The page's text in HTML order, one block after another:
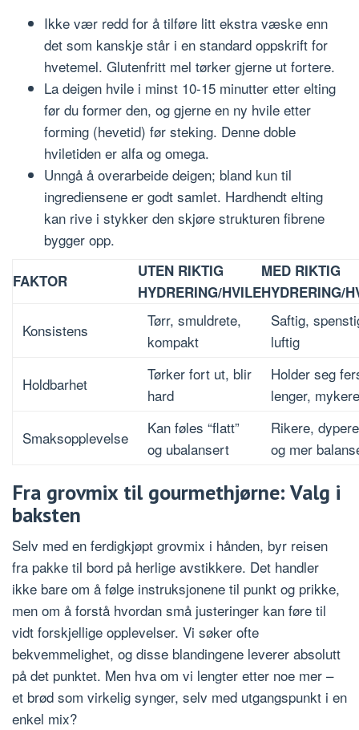
Ikke vær redd for å tilføre litt ekstra væske enn
det som kanskje står i en standard oppskrift for
hvetemel. Glutenfritt mel tørker gjerne ut fortere.
La deigen hvile i minst 10-15 minutter etter elting
før du former den, og gjerne en ny hvile etter
forming (hevetid) før steking. Denne doble
hviletiden er alfa og omega.
Unngå å overarbeide deigen; bland kun til
ingrediensene er godt samlet. Hardhendt elting
kan rive i stykker den skjøre strukturen fibrene
bygger opp.
FAKTOR
UTEN RIKTIG
HYDRERING/HVILE
MED RIKTIG
HYDRERING/
Konsistens
Tørr, smuldrete,
kompakt
Saftig,
luftig
Holdbarhet
Tørker fort ut, blir
hard
Holder seg
lenger, mykere
Smaksopplevelse
Kan føles “flatt”
og ubalansert
Rikere, dypere
og mer
Fra grovmix til gourmethjørne: Valg i
baksten
Selv med en ferdigkjøpt grovmix i hånden, byr reisen
fra pakke til bord på herlige avstikkere. Det handler
ikke bare om å følge instruksjonene til punkt og prikke,
men om å forstå hvordan små justeringer kan føre til
vidt forskjellige opplevelser. Vi søker ofte
bekvemmelighet, og disse blandingene leverer absolutt
på det punktet. Men hva om vi lengter etter noe mer –
et brød som virkelig synger, selv med utgangspunkt i en
enkel mix?